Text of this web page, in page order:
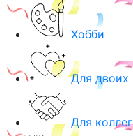
Хобби
Для двоих
Для коллег